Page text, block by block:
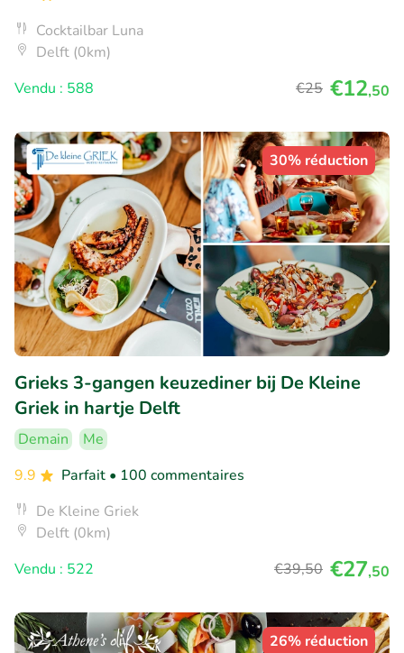
Cocktailbar Luna
Delft (0km)
Vendu : 588
€25 €12,50
30% réduction
Grieks 3-gangen keuzediner bij De Kleine
Griek in hartje Delft
Demain
Me
9.9
Parfait • 100 commentaires
De Kleine Griek
Delft (0km)
Vendu : 522
€39,50 €27,50
26% réduction